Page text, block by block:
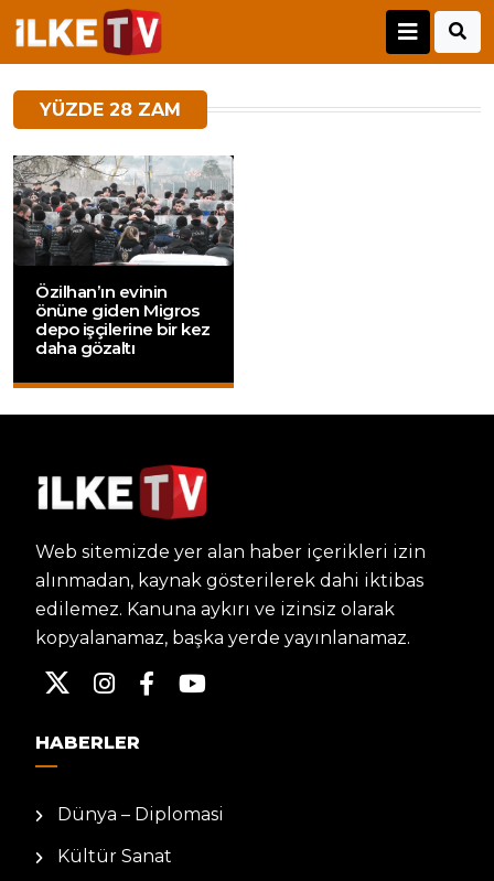
YÜZDE 28 ZAM
Özilhan’ın evinin
önüne giden Migros
depo işçilerine bir kez
daha gözaltı
Web sitemizde yer alan haber içerikleri izin
alınmadan, kaynak gösterilerek dahi iktibas
edilemez. Kanuna aykırı ve izinsiz olarak
kopyalanamaz, başka yerde yayınlanamaz.
HABERLER
Dünya – Diplomasi
Kültür Sanat